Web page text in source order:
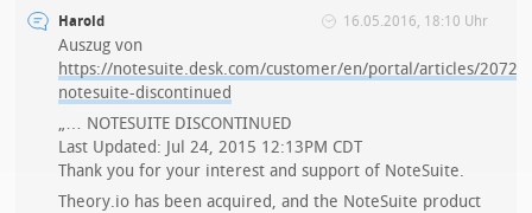
Harold 16.05.2016, 18:10 Uhr
Auszug von
https://notesuite.desk.com/customer/en/portal/articles/
notesuite-discontinued
„… NOTESUITE DISCONTINUED
Last Updated: Jul 24, 2015 12:13PM CDT
Thank you for your interest and support of NoteSuite.
Theory.io has been acquired, and the NoteSuite product